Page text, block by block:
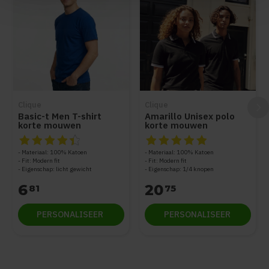
Basic-t Men T-shirt
korte mouwen
De beoordeling van dit product is 4.5 van de 5
Materiaal: 100% Katoen
Fit: Modern fit
Eigenschap: licht gewicht
681
PERSONALISEER
Amarillo Unisex polo
korte mouwen
De beoordeling van dit
Materiaal: 100% Katoen
Fit: Modern fit
Eigenschap: 1/4 knopen
2075
PERSONALISEER